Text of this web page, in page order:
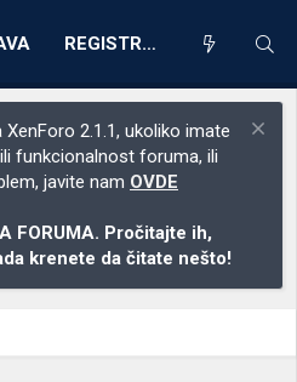
REGISTRACIJA
2.1.1, ukoliko imate
funkcionalnost foruma, ili
javite nam OVDE
FORUMA. Pročitajte ih,
krenete da čitate nešto!